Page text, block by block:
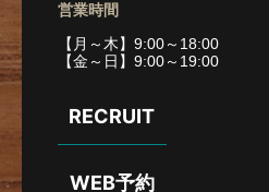
営業時間
【月～木】9:00～18:00
【金～日】9:00～19:00
RECRUIT
WEB予約